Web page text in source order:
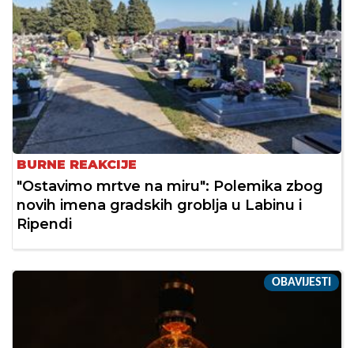
BURNE REAKCIJE
"Ostavimo mrtve na miru": Polemika zbog
novih imena gradskih groblja u Labinu i
Ripendi
OBAVIJESTI